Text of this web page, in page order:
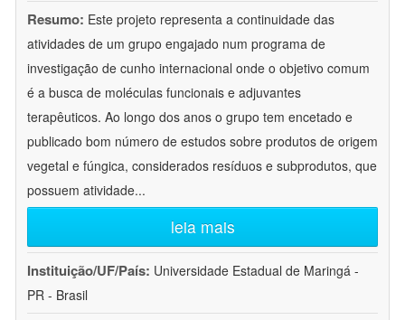
Resumo: Este projeto representa a continuidade das
atividades de um grupo engajado num programa de
investigação de cunho internacional onde o objetivo comum
é a busca de moléculas funcionais e adjuvantes
terapêuticos. Ao longo dos anos o grupo tem encetado e
publicado bom número de estudos sobre produtos de origem
vegetal e fúngica, considerados resíduos e subprodutos, que
possuem atividade...
leia mais
Instituição/UF/País: Universidade Estadual de Maringá -
PR - Brasil